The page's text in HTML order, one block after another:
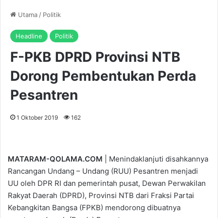
Utama/ Politik
Headline Politik
F-PKB DPRD Provinsi NTB
Dorong Pembentukan Perda
Pesantren
1 Oktober 2019 162
MATARAM-QOLAMA.COM | Menindaklanjuti disahkannya
Rancangan Undang – Undang (RUU) Pesantren menjadi
UU oleh DPR RI dan pemerintah pusat, Dewan Perwakilan
Rakyat Daerah (DPRD), Provinsi NTB dari Fraksi Partai
Kebangkitan Bangsa (FPKB) mendorong dibuatnya